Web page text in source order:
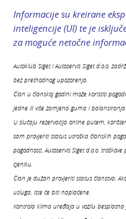
Informacije su kreirane
inteligencije (UI) te je
za moguće netočne
Autoklub Siget i Autoservis Siget d.o.o.
bez prethodnog upozorenja.
Član u članskoj godini može koristiti
jedne ili više zamjena guma i
U slučaju rezervacija online putem,
sam provjeriti status utroška članskih
pogodnosti, Autoservis Siget d.o.o.
cjeniku.
Član je dužan provjeriti status članstva.
usluga, iste će biti naplaćene.
Kontrola klima uređaja u vozilu